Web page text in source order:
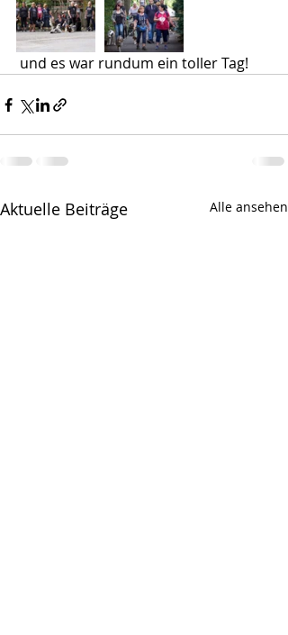
und es war rundum ein toller Tag!
Aktuelle Beiträge Alle ansehen